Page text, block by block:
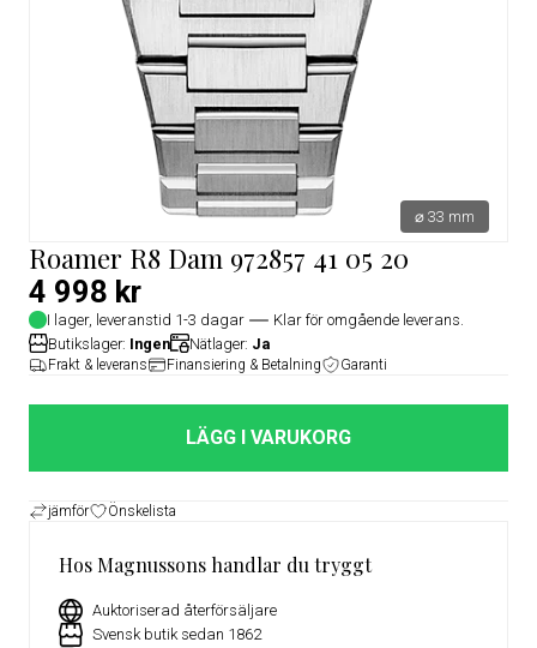
⌀ 33 mm
Roamer R8 Dam 972857 41 05 20
4 998 kr
I lager, leveranstid 1-3 dagar
Klar för omgående leverans.
Butikslager: Ingen Nätlager: Ja
Frakt & leverans Finansiering & Betalning Garanti
LÄGG I VARUKORG
jämför Önskelista
Hos Magnussons handlar du tryggt
Auktoriserad återförsäljare
Svensk butik sedan 1862